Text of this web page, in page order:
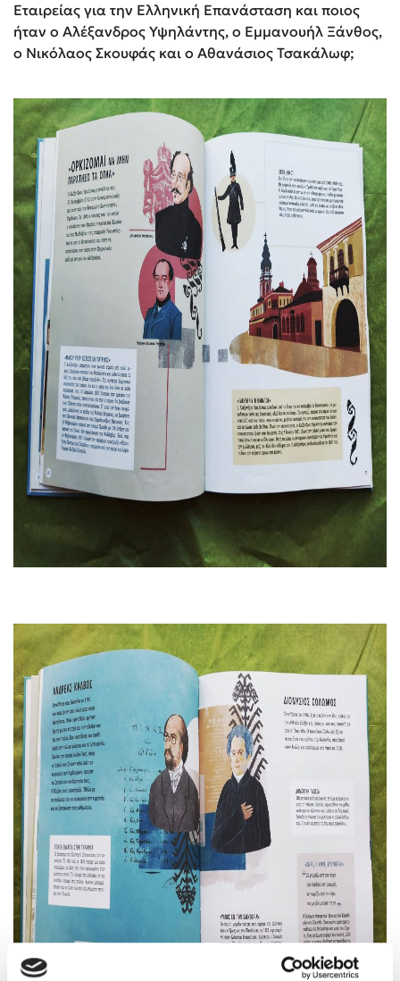
Εταιρείας για την Ελληνική Επανάσταση και ποιος
ήταν ο Αλέξανδρος Υψηλάντης, ο Εμμανουήλ Ξάνθος,
ο Νικόλαος Σκουφάς και ο Αθανάσιος Τσακάλωφ;